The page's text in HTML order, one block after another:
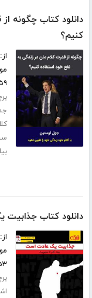
دانلود کتاب چگونه
کنیم؟
۵۹
دانلود کتاب
از:
۵۳